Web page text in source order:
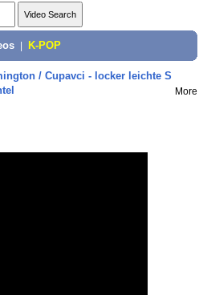
K-POP
/ Cupavci - locker leichte S
More